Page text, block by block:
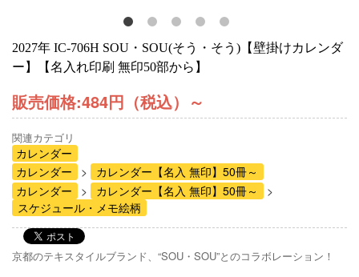
2027年 IC-706H SOU・SOU(そう・そう)【壁掛けカレンダ
ー】【名入れ印刷 無印50部から】
販売価格:484円（税込） ～
関連カテゴリ
カレンダー
カレンダー
カレンダー【名入 無印】50冊～
カレンダー
カレンダー【名入 無印】50冊～
スケジュール・メモ絵柄
京都のテキスタイルブランド、“SOU・SOU”とのコラボレーション！